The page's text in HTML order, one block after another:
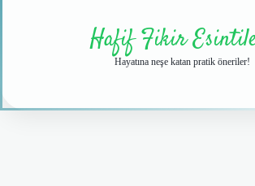
Hafif Fikir
Hayatına neşe katan pratik öneriler!